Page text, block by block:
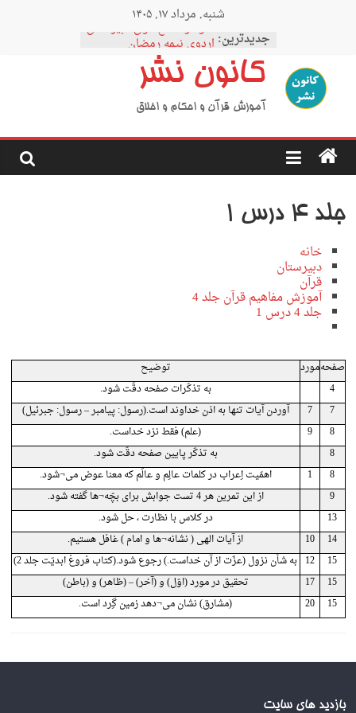
شنبه, مرداد ۱۷, ۱۴۰۵
جدیدترین:
نمودار مقطع فوق دبیرستان
اردوی نیمه رمضان
اردوی نیمه شعبان
اردوی غدیر
اردوی محرم
کانون نشر
آموزش قرآن و احکام و اخلاق
جلد 4 درس 1
خانه
دبیرستان
قرآن
آموزش مفاهیم قرآن جلد 4
جلد 4 درس 1
صفحهمورد
توضیح
4
به تذکّرات صفحه دقّت شود.
7
7
آوردن آیات تنها به اذن خداوند است.(رسول: پیامبر – رسول: جبرئیل)
8
9
(علم) فقط نزد خداست.
8
به تذکّر پایین صفحه دقّت شود.
8
1
اهمّیت اِعراب در کلمات عالِم و عالَم که معنا عوض می¬شود.
9
از این تمرین هر 4 تست جوابش برای بچّه¬ها گفته شود.
13
در کلاس با نظارت ، حل شود.
14
10
از آیات الهی ( نشانه¬ها و امام ) غافل هستیم.
15
12 به شأن نزول (عزّت از آن خداست.) رجوع شود.(کتاب فروغ ابدیّت جلد 2)
15
17
تحقیق در مورد (اوّل) و (آخر) – (ظاهر) و (باطن)
15
20 (مشارق) نشان می¬دهد زمین گِرد است.
بازدید های سایت